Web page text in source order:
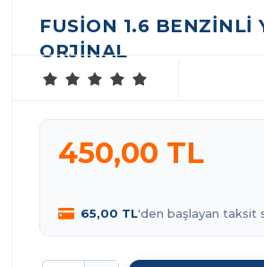
FUSION 1.6 BENZINLI
ORJİNAL
450,00 TL
65,00 TL'den başlayan taksit